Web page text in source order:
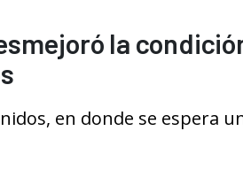
la
en donde se espera